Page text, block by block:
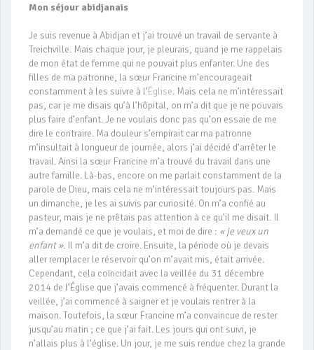
Mon séjour abidjanais
Je suis revenue à Abidjan et j’ai trouvé un travail de servante à
Treichville. Mais chaque jour, je pleurais, quand je me rappelais
de mon état de femme qui ne pouvait plus enfanter. Une des
filles de ma patronne, la sœur Francine m’encourageait
constamment à les suivre à l’Église. Mais cela ne m’intéressait
pas, car je me disais qu’à l’hôpital, on m’a dit que je ne pouvais
plus faire d’enfant. Je ne voulais donc pas qu’on essaie de me
dire le contraire. Ma douleur s’empirait car ma patronne
m’insultait à longueur de journée, alors j’ai décidé d’arrêter le
travail. Ainsi la sœur Francine m’a trouvé du travail dans une
autre famille. Là-bas, encore on me parlait constamment de la
parole de Dieu, mais cela ne m’intéressait toujours pas. Mais
un dimanche, je les ai suivis par curiosité. On m’a confié au
pasteur, mais je ne prêtais pas attention à ce qu’il me disait. Il
m’a demandé ce que je voulais, et moi de dire : « je veux un
enfant ». Il m’a dit de croire. Ensuite, la période où je devais
aller remplacer le réservoir qu’on m’avait mis, était arrivée.
Cependant, cela coïncidait avec la veillée du 31 décembre
2014 de l’Église que j’avais commencé à fréquenter. Durant la
veillée, j’ai commencé à saigner et je voulais rentrer à la
maison. Toutefois, la sœur Francine m’a convaincue de rester
jusqu’au matin ; ce que j’ai fait. Les jours qui ont suivi, je
n’allais plus à l’église. Un jour, je me suis rendue chez la grande